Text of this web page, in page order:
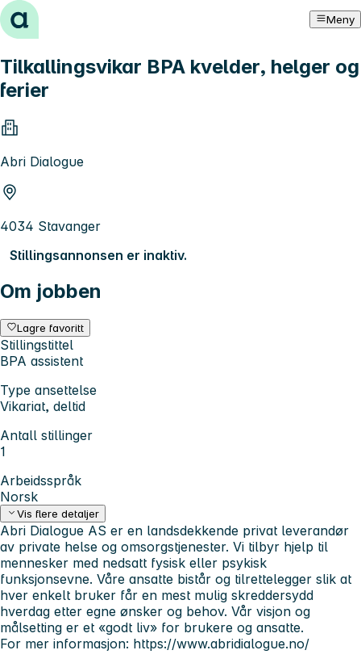
Hopp til innhold Meny
Tilkallingsvikar BPA kvelder, helger og
ferier
Abri Dialogue
4034 Stavanger
Stillingsannonsen er inaktiv.
Om jobben
Lagre favoritt
Stillingstittel
BPA assistent
Type ansettelse
Vikariat, deltid
Antall stillinger
1
Arbeidsspråk
Norsk
Vis flere detaljer
Abri Dialogue AS er en landsdekkende privat leverandør
av private helse og omsorgstjenester. Vi tilbyr hjelp til
mennesker med nedsatt fysisk eller psykisk
funksjonsevne. Våre ansatte bistår og tilrettelegger slik at
hver enkelt bruker får en mest mulig skreddersydd
hverdag etter egne ønsker og behov. Vår visjon og
målsetting er et «godt liv» for brukere og ansatte.
For mer informasjon: https://www.abridialogue.no/